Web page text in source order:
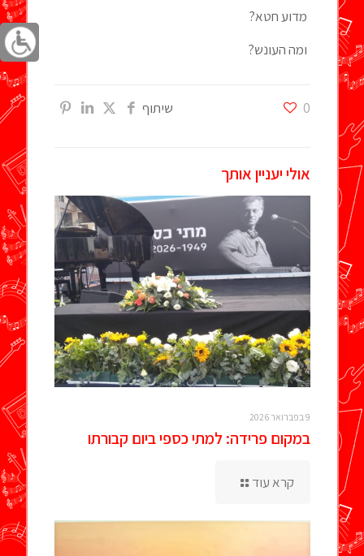
מדוע חטא?
ומה העונש?
שיתוף 0
אולי יעניין אותך
9 בפברואר 2026
במקום פרידה: למתי כספי ביום קבורתו
קרא עוד